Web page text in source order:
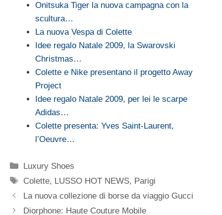
Onitsuka Tiger la nuova campagna con la
scultura…
La nuova Vespa di Colette
Idee regalo Natale 2009, la Swarovski
Christmas…
Colette e Nike presentano il progetto Away
Project
Idee regalo Natale 2009, per lei le scarpe
Adidas…
Colette presenta: Yves Saint-Laurent,
l’Oeuvre…
Categorie
Luxury Shoes
Tag
Colette, LUSSO HOT NEWS, Parigi
La nuova collezione di borse da viaggio Gucci
Diorphone: Haute Couture Mobile